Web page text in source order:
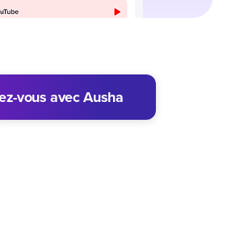
vous avec Ausha